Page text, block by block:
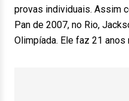
provas individuais. Assim
Pan de 2007, no Rio,
Olimpíada. Ele faz 21 anos